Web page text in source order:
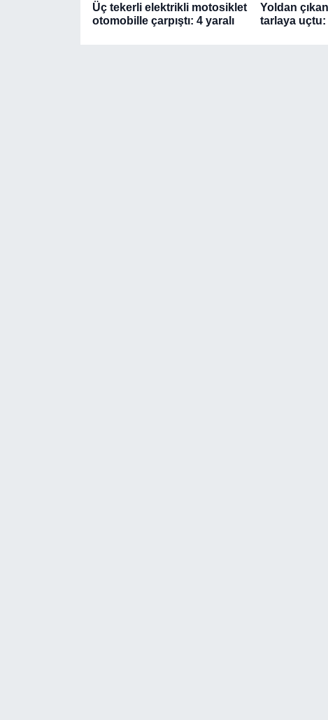
Üç tekerli elektrikli motosiklet
otomobille çarpıştı: 4 yaralı
Yoldan
tarlaya uçtu: